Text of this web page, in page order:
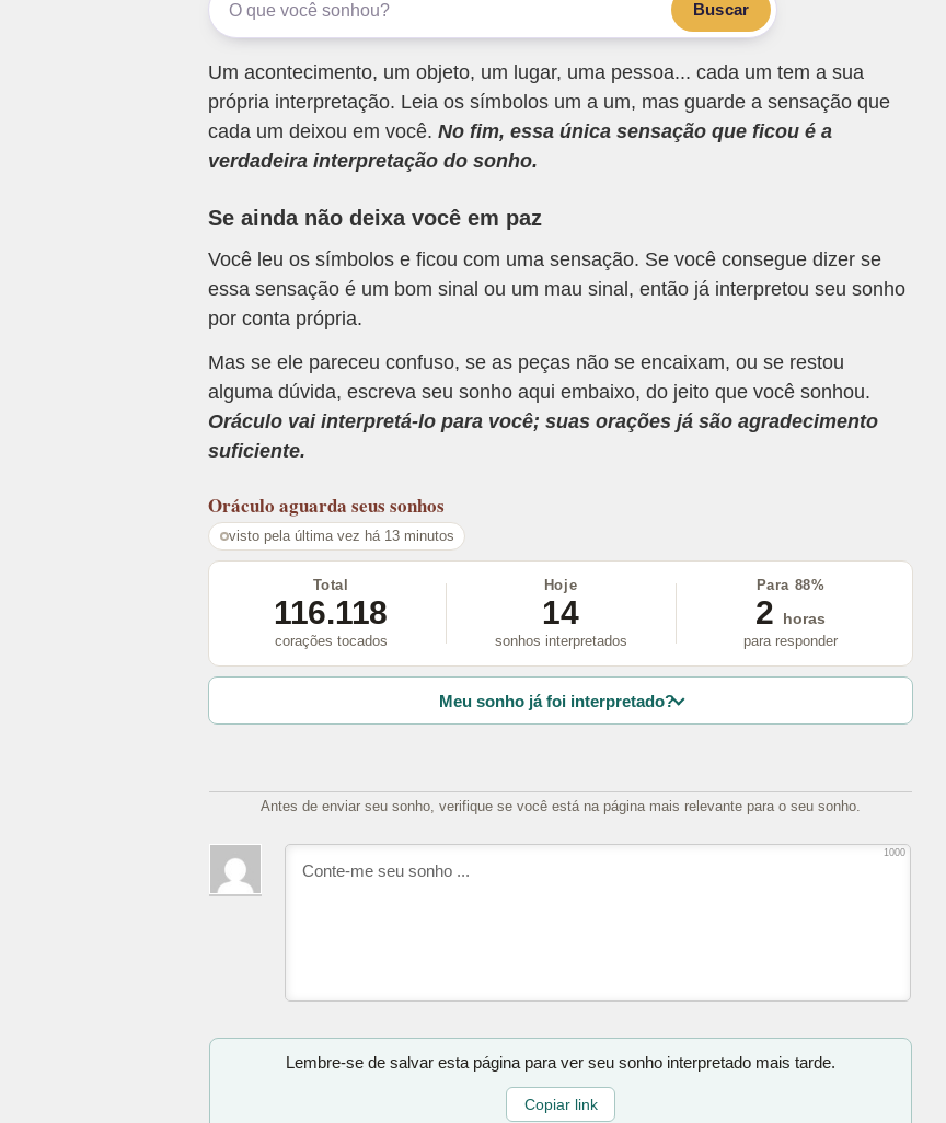
Buscar
Um acontecimento, um objeto, um lugar, uma pessoa... cada um tem a sua
própria interpretação. Leia os símbolos um a um, mas guarde a sensação que
cada um deixou em você. No fim, essa única sensação que ficou é a
verdadeira interpretação do sonho.
Se ainda não deixa você em paz
Você leu os símbolos e ficou com uma sensação. Se você consegue dizer se
essa sensação é um bom sinal ou um mau sinal, então já interpretou seu sonho
por conta própria.
Mas se ele pareceu confuso, se as peças não se encaixam, ou se restou
alguma dúvida, escreva seu sonho aqui embaixo, do jeito que você sonhou.
Oráculo vai interpretá-lo para você; suas orações já são agradecimento
suficiente.
Oráculo aguarda seus sonhos
visto pela última vez há 13 minutos
Total
116.118
corações tocados
Hoje
14
sonhos interpretados
Para 88%
2
horas
para responder
Meu sonho já foi interpretado?
Antes de enviar seu sonho, verifique se você está na página mais relevante para o seu sonho.
1000
Lembre-se de salvar esta página para ver seu sonho interpretado mais tarde.
Copiar link